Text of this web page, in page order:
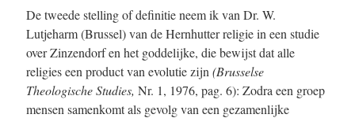
De tweede stelling of definitie neem ik van Dr. W.
Lutjeharm (Brussel) van de Hernhutter religie in een studie
over Zinzendorf en het goddelijke, die bewijst dat alle
religies een product van evolutie zijn (Brusselse
Theologische Studies, Nr. 1, 1976, pag. 6): Zodra een groep
mensen samenkomt als gevolg van een gezamenlijke